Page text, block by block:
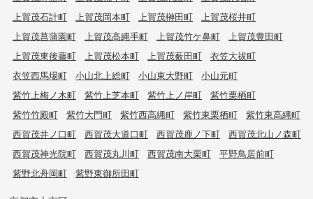
上賀茂石計町
上賀茂岡本町 上賀茂榊田町
上賀茂桜井町
上賀茂菖蒲園町
上賀茂高縄手町 上賀茂竹ケ鼻町
上賀茂豊田町
上賀茂東後藤町
上賀茂松本町 上賀茂薮田町
衣笠大祓町
衣笠西馬場町
小山北上総町 小山東大野町
小山元町
紫竹上梅ノ木町
紫竹上芝本町 紫竹上ノ岸町
紫竹栗栖町
紫竹竹殿町
紫竹大門町 紫竹西高縄町 紫竹東栗栖町
紫竹東高縄町
西賀茂井ノ口町
西賀茂大道口町 西賀茂鹿ノ下町
西賀茂北山ノ森町
西賀茂神光院町
西賀茂丸川町 西賀茂南大栗町
平野鳥居前町
紫野北舟岡町
紫野東御所田町